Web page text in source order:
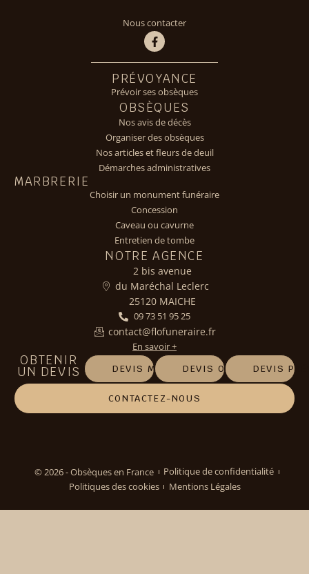
Nous contacter
PRÉVOYANCE
Prévoir ses obsèques
OBSÈQUES
Nos avis de décès
Organiser des obsèques
Nos articles et fleurs de deuil
Démarches administratives
MARBRERIE
Choisir un monument funéraire
Concession
Caveau ou cavurne
Entretien de tombe
NOTRE AGENCE
2 bis avenue
du Maréchal Leclerc
25120 MAICHE
09 73 51 95 25
contact@flofuneraire.fr
En savoir +
OBTENIR
UN DEVIS DEVIS MARBRERIEDEVIS OBSÈQUES
DEVIS
CONTACTEZ-NOUS
© 2026 - Obsèques en France
Politique de confidentialité
Politiques des cookies
Mentions Légales